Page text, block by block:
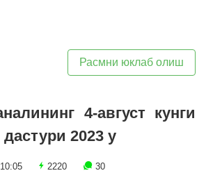
Расмни юклаб олиш
4-август кунги
2023 y
2220 30